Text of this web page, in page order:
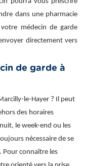
dans une pharmacie
médecin de garde
directement vers
de garde à
le-Hayer ? Il peut
des horaires
le week-end ou les
nécessaire de se
Pour connaître les